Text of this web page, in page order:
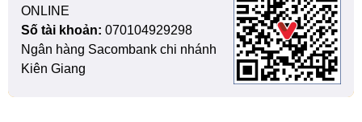
ONLINE
Số tài khoản: 070104929298
Ngân hàng Sacombank chi nhánh
Kiên Giang